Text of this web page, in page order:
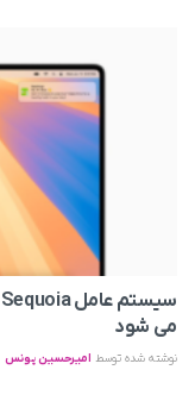
می شود
نوشته شده توسط امیرحسین یونس